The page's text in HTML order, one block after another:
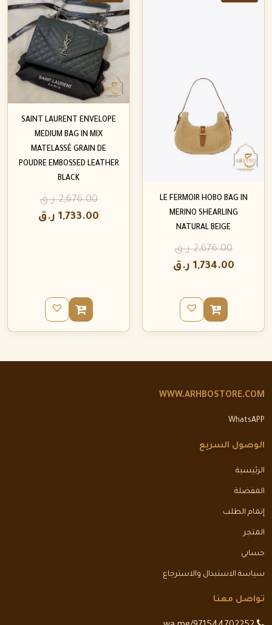
LE FERMOIR HOBO BAG IN
MERINO SHEARLING
NATURAL BEIGE
2,676.00 ر.ق
1,734.00 ر.ق
SAINT LAURENT ENVELOPE
MEDIUM BAG IN MIX
MATELASSÉ GRAIN DE
POUDRE EMBOSSED LEATHER
BLACK
2,676.00 ر.ق
1,733.00 ر.ق
WWW.ARHBOSTORE.COM
WhatsAPP
الوصول السريع
الرئيسية
المفضلة
إتمام الطلب
المتجر
حسابي
سياسة الاستبدال والاسترجاع
تواصل معنا